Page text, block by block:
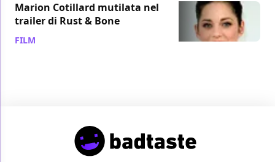
Marion Cotillard mutilata nel
trailer di Rust & Bone
FILM